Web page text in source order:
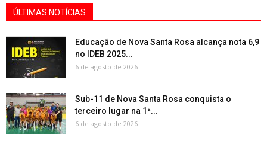
ÚLTIMAS NOTÍCIAS
Educação de Nova Santa Rosa alcança nota 6,9
no IDEB 2025...
6 de agosto de 2026
Sub-11 de Nova Santa Rosa conquista o
terceiro lugar na 1ª...
6 de agosto de 2026